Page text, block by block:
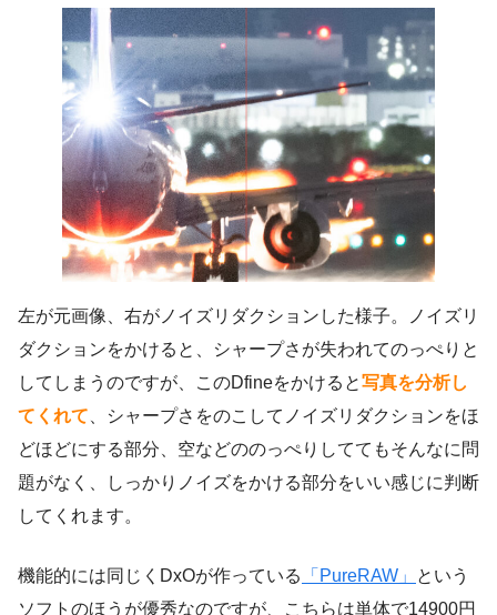
左が元画像、右がノイズリダクションした様子。ノイズリ
ダクションをかけると、シャープさが失われてのっぺりと
してしまうのですが、このDfineをかけると写真を分析し
てくれて 、シャープさをのこしてノイズリダクションをほ
どほどにする部分、空などののっぺりしててもそんなに問
題がなく、しっかりノイズをかける部分をいい感じに判断
してくれます。
機能的には同じくDxOが作っている 「PureRAW」
という
ソフトのほうが優秀なのですが、こちらは単体で14900円